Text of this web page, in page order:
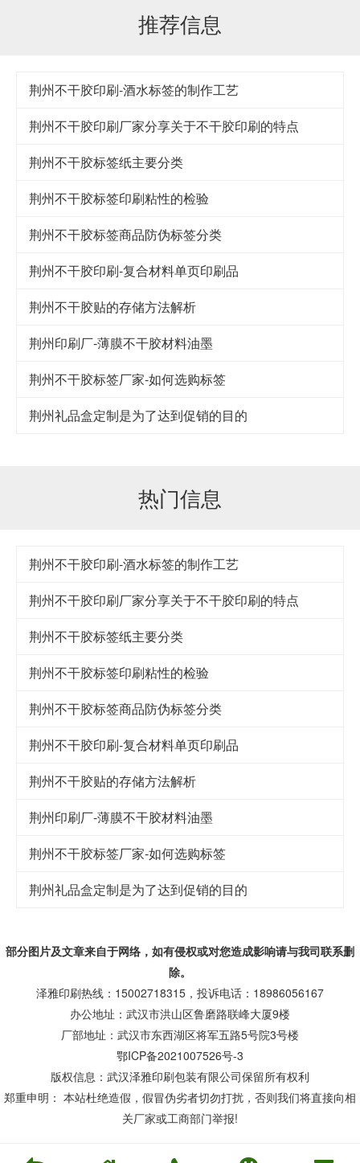
推荐信息
荆州不干胶印刷-酒水标签的制作工艺
荆州不干胶印刷厂家分享关于不干胶印刷的特点
荆州不干胶标签纸主要分类
荆州不干胶标签印刷粘性的检验
荆州不干胶标签商品防伪标签分类
荆州不干胶印刷-复合材料单页印刷品
荆州不干胶贴的存储方法解析
荆州印刷厂-薄膜不干胶材料油墨
荆州不干胶标签厂家-如何选购标签
荆州礼品盒定制是为了达到促销的目的
热门信息
荆州不干胶印刷-酒水标签的制作工艺
荆州不干胶印刷厂家分享关于不干胶印刷的特点
荆州不干胶标签纸主要分类
荆州不干胶标签印刷粘性的检验
荆州不干胶标签商品防伪标签分类
荆州不干胶印刷-复合材料单页印刷品
荆州不干胶贴的存储方法解析
荆州印刷厂-薄膜不干胶材料油墨
荆州不干胶标签厂家-如何选购标签
荆州礼品盒定制是为了达到促销的目的
部分图片及文章来自于网络，如有侵权或对您造成影响请与我司联系删
除。
泽雅印刷热线：15002718315，投诉电话：18986056167
办公地址：武汉市洪山区鲁磨路联峰大厦9楼
厂部地址：武汉市东西湖区将军五路5号院3号楼
鄂ICP备2021007526号-3
版权信息：武汉泽雅印刷包装有限公司保留所有权利
郑重申明： 本站杜绝造假，假冒伪劣者切勿打扰，否则我们将直接向相
关厂家或工商部门举报!